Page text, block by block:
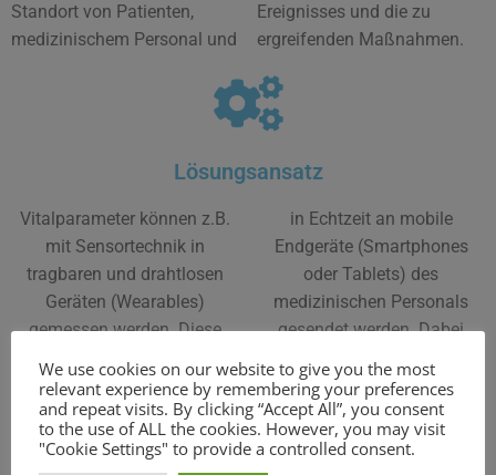
Standort von Patienten,
medizinischem Personal und
Ereignisses und die zu
ergreifenden Maßnahmen.
Lösungsansatz
Vitalparameter können z.B.
mit Sensortechnik in
tragbaren und drahtlosen
Geräten (Wearables)
gemessen werden. Diese
Geräte messen
Vitalparameter wie
Herzfrequenz, Blutdruck,
Atemfrequenz,
Sauerstoffsättigung und
in Echtzeit an mobile
Endgeräte (Smartphones
oder Tablets) des
medizinischen Personals
gesendet werden. Dabei
spielt die Lokalisierung von
Patient, medizinischem
Personal und Gerät eine
entscheidende Rolle. Mit
Hilfe der Lokalisierung kann
We use cookies on our website to give you the most
relevant experience by remembering your preferences
and repeat visits. By clicking “Accept All”, you consent
to the use of ALL the cookies. However, you may visit
"Cookie Settings" to provide a controlled consent.